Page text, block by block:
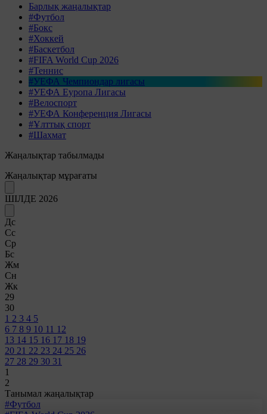
Барлық жаңалықтар
#Футбол
#Бокс
#Хоккей
#Баскетбол
#FIFA World Cup 2026
#Теннис
#УЕФА Чемпиондар лигасы
#УЕФА Еуропа Лигасы
#Велоспорт
#УЕФА Конференция Лигасы
#Ұлттық спорт
#Шахмат
Жаңалықтар табылмады
Жаңалықтар мұрағаты
ШІЛДЕ 2026
Дс
Сс
Ср
Бс
Жм
Сн
Жк
29
30
1 2 3 4 5
6 7 8 9 10 11 12
13 14 15 16 17 18 19
20 21 22 23 24 25 26
27 28 29 30 31
1
2
Танымал жаңалықтар
#Футбол